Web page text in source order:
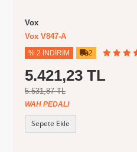
Vox
Vox V847-A
% 2 İNDIRIM 2
5.421,23 TL
5.531,87 TL
WAH PEDALI
Sepete Ekle